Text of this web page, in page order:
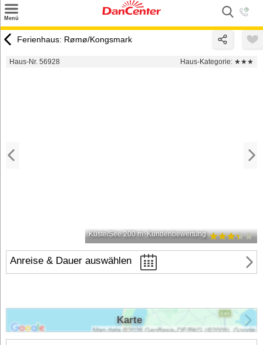
Menü
Urlaubsziele
Ferienhaus: Rømø/Kongsmark
Haus-Nr. 56928 Haus-Kategorie: ★★★
Küste/See 200 m Kundenbewertung
Anreise & Dauer auswählen
Karte